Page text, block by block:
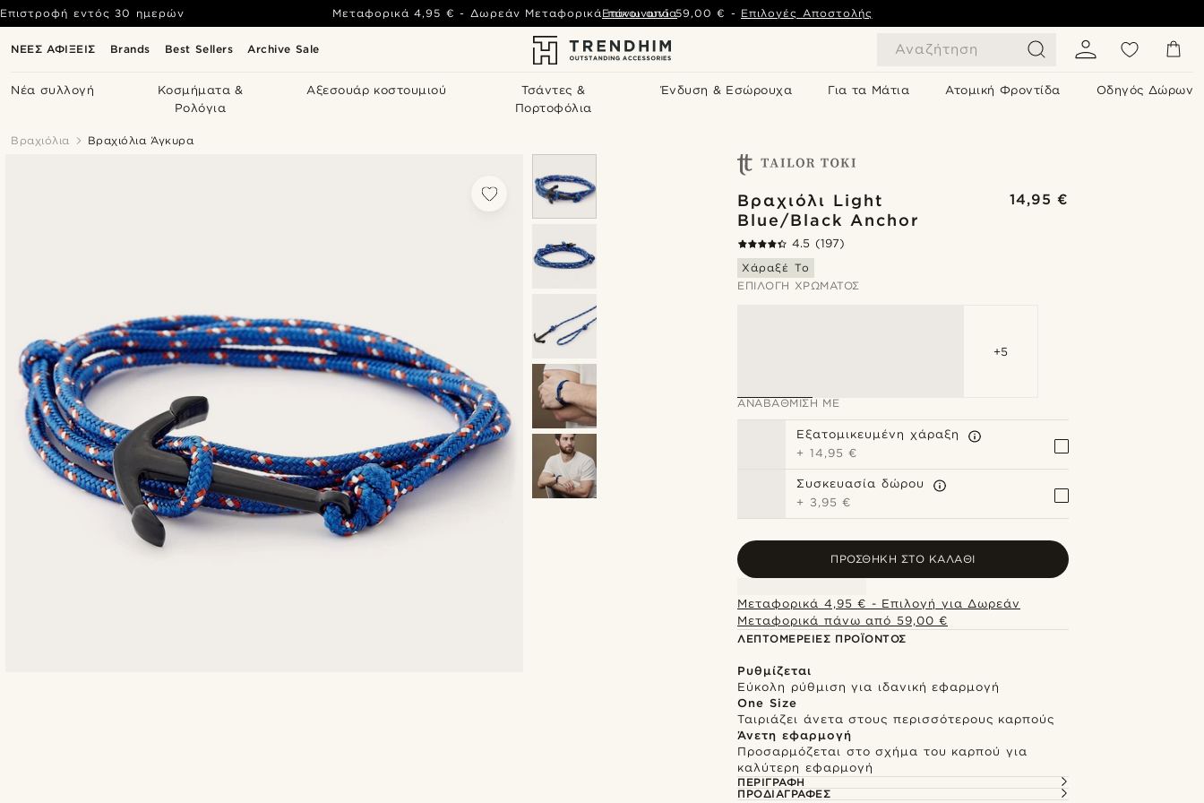
ΝΕΕΣ ΑΦΙΞΕΙΣ Brands Best Sellers Archive Sale Αναζήτηση
Νέα συλλογή
Κοσμήματα &
Ρολόγια
Αξεσουάρ κοστουμιού
Τσάντες &
Πορτοφόλια
Ένδυση & Εσώρουχα Για τα Μάτια Ατομική Φροντίδα Οδηγός Δώρων
Επιστροφή εντός 30 ημερών Μεταφορικά 4,95 € - Δωρεάν Μεταφορικά πάνω από59,00 € - Επιλογές Αποστολής
Επικοινωνία
Βραχιόλια Βραχιόλια Άγκυρα
Βραχιόλι Light
Blue/Black Anchor
14,95 €
4.5 (197)
Χάραξέ Το
ΕΠΙΛΟΓΉ ΧΡΏΜΑΤΟΣ
+5
ΑΝΑΒΆΘΜΙΣΗ ΜΕ
Εξατομικευμένη χάραξη
+ 14,95 €
Συσκευασία δώρου
+ 3,95 €
ΠΡΟΣΘΉΚΗ ΣΤΟ ΚΑΛΆΘΙ
Μεταφορικά 4,95 € - Επιλογή για Δωρεάν
Μεταφορικά πάνω από 59,00 €
ΛΕΠΤΟΜΈΡΕΙΕΣ ΠΡΟΪΌΝΤΟΣ
Ρυθμίζεται
Εύκολη ρύθμιση για ιδανική εφαρμογή
One Size
Ταιριάζει άνετα στους περισσότερους καρπούς
Άνετη εφαρμογή
Προσαρμόζεται στο σχήμα του καρπού για
καλύτερη εφαρμογή
ΠΕΡΙΓΡΑΦΉ
ΠΡΟΔΙΑΓΡΑΦΈΣ